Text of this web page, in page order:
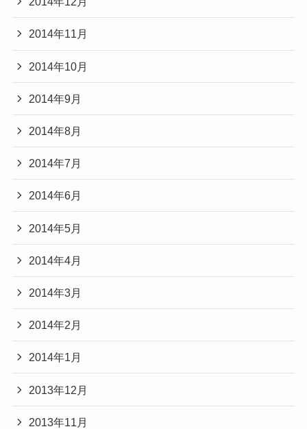
2014年11月
2014年10月
2014年9月
2014年8月
2014年7月
2014年6月
2014年5月
2014年4月
2014年3月
2014年2月
2014年1月
2013年12月
2013年11月